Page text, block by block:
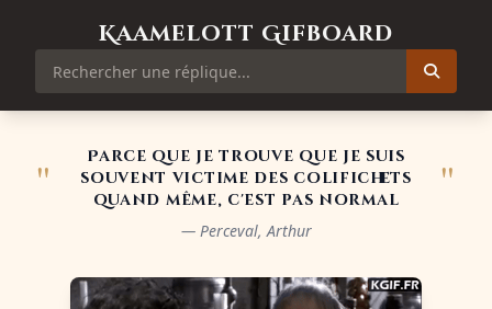
Kaamelott Gifboard
"
Parce que je trouve que je suis
souvent victime des colifichets
quand même, c'est pas normal
"
— Perceval, Arthur